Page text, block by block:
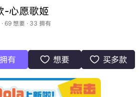
-心愿歌姬
69 想要 · 33 拥有
拥有  想要  买多款